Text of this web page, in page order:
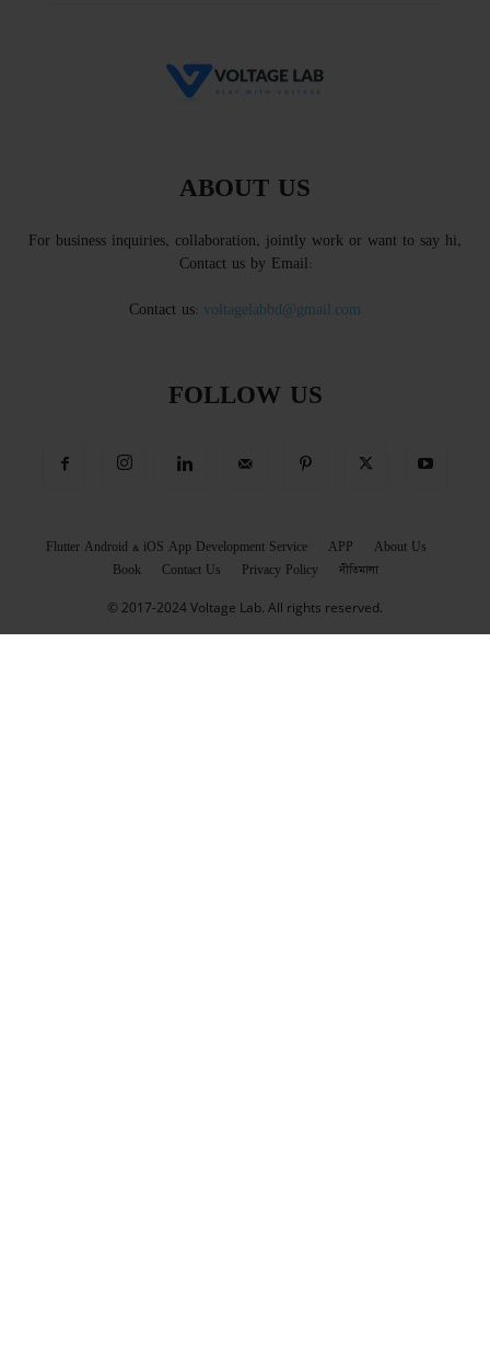
ABOUT US
For business inquiries, collaboration, jointly work or want to say hi,
Contact us by Email:
Contact us: voltagelabbd@gmail.com
FOLLOW US
Flutter Android & iOS App Development Service APP
About Us
Book
Contact Us Privacy Policy নীতিমালা
© 2017-2024 Voltage Lab. All rights reserved.